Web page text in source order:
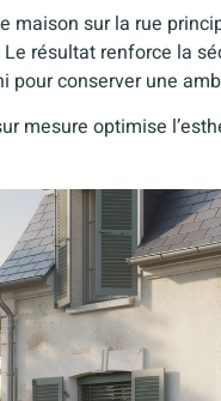
maison sur la rue
résultat renforce la
pour conserver une
mesure optimise